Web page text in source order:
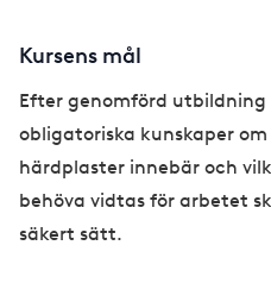
Kursens mål
Efter genomförd
obligatoriska kunskaper
härdplaster innebär och
behöva vidtas för arbetet
säkert sätt.